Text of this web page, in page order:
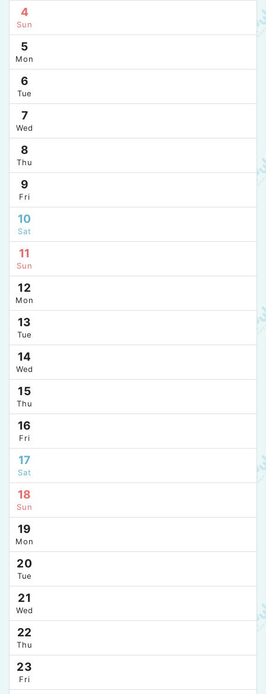
4
Sun
5
Mon
6
Tue
7
Wed
8
Thu
9
Fri
10
Sat
11
Sun
12
Mon
13
Tue
14
Wed
15
Thu
16
Fri
17
Sat
18
Sun
19
Mon
20
Tue
21
Wed
22
Thu
23
Fri